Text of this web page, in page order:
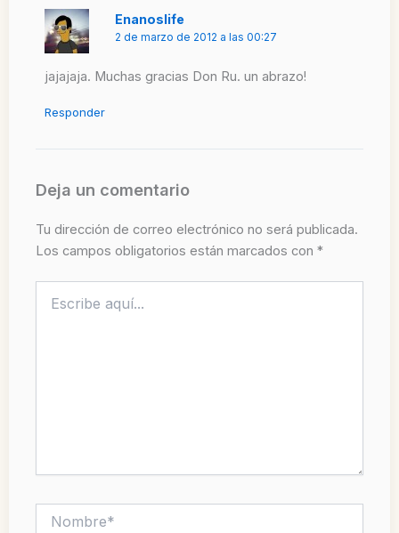
Enanoslife
2 de marzo de 2012 a las 00:27
jajajaja. Muchas gracias Don Ru. un abrazo!
Responder
Deja un comentario
Tu dirección de correo electrónico no será publicada.
Los campos obligatorios están marcados con *
aquí...